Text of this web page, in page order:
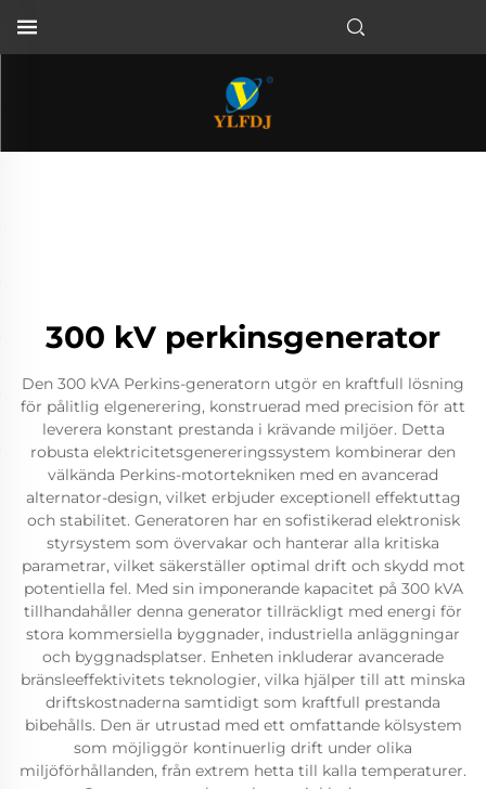
300 kV perkinsgenerator
Den 300 kVA Perkins-generatorn utgör en kraftfull lösning
för pålitlig elgenerering, konstruerad med precision för att
leverera konstant prestanda i krävande miljöer. Detta
robusta elektricitetsgenereringssystem kombinerar den
välkända Perkins-motortekniken med en avancerad
alternator-design, vilket erbjuder exceptionell effektuttag
och stabilitet. Generatoren har en sofistikerad elektronisk
styrsystem som övervakar och hanterar alla kritiska
parametrar, vilket säkerställer optimal drift och skydd mot
potentiella fel. Med sin imponerande kapacitet på 300 kVA
tillhandahåller denna generator tillräckligt med energi för
stora kommersiella byggnader, industriella anläggningar
och byggnadsplatser. Enheten inkluderar avancerade
bränsleeffektivitets teknologier, vilka hjälper till att minska
driftskostnaderna samtidigt som kraftfull prestanda
bibehålls. Den är utrustad med ett omfattande kölsystem
som möjliggör kontinuerlig drift under olika
miljöförhållanden, från extrem hetta till kalla temperaturer.